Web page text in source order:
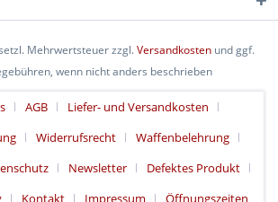
Mehrwertsteuer zzgl.Versandkosten und ggf.
wenn nicht anders beschrieben
AGB
Liefer- und Versandkosten
Widerrufsrecht
Waffenbelehrung
Newsletter
Defektes Produkt
Kontakt Impressum Öffnungszeiten